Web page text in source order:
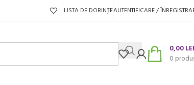
LISTA DE DORINȚEAUTENTIFICARE /
0
0,00LEI